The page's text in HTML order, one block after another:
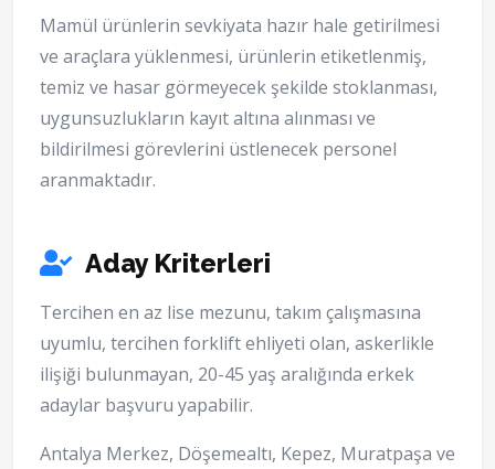
Mamül ürünlerin sevkiyata hazır hale getirilmesi
ve araçlara yüklenmesi, ürünlerin etiketlenmiş,
temiz ve hasar görmeyecek şekilde stoklanması,
uygunsuzlukların kayıt altına alınması ve
bildirilmesi görevlerini üstlenecek personel
aranmaktadır.
Aday Kriterleri
Tercihen en az lise mezunu, takım çalışmasına
uyumlu, tercihen forklift ehliyeti olan, askerlikle
ilişiği bulunmayan, 20-45 yaş aralığında erkek
adaylar başvuru yapabilir.
Antalya Merkez, Döşemealtı, Kepez, Muratpaşa ve